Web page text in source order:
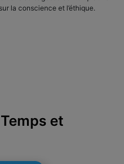
la conscience et l’éthique.
et